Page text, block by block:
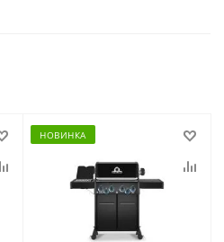
НОВИНКА